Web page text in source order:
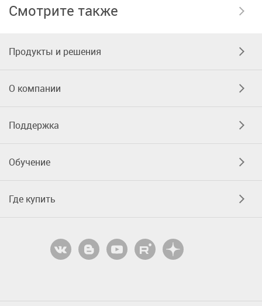
Смотрите также
Продукты и решения
О компании
Поддержка
Обучение
Где купить